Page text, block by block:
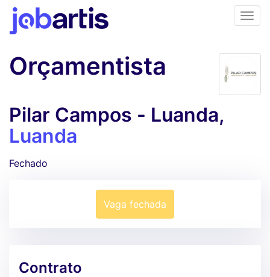
Orçamentista
Pilar Campos - Luanda,
Luanda
Fechado
Vaga fechada
Contrato